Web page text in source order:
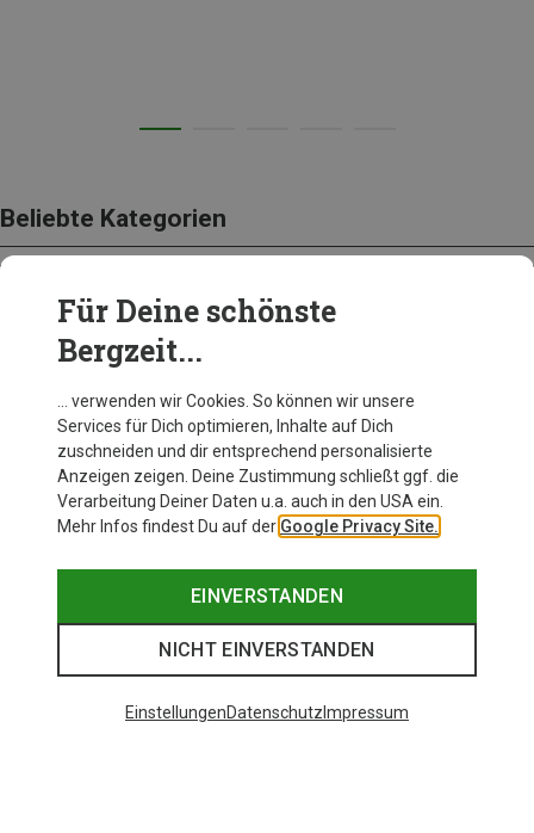
Beliebte Kategorien
BEKLEIDUNG
Für Deine schönste
Bergzeit...
… verwenden wir Cookies. So können wir unsere
Services für Dich optimieren, Inhalte auf Dich
zuschneiden und dir entsprechend personalisierte
Anzeigen zeigen. Deine Zustimmung schließt ggf. die
Verarbeitung Deiner Daten u.a. auch in den USA ein.
Mehr Infos findest Du auf der Google Privacy Site.
EINVERSTANDEN
NICHT EINVERSTANDEN
EinstellungenDatenschutz Impressum